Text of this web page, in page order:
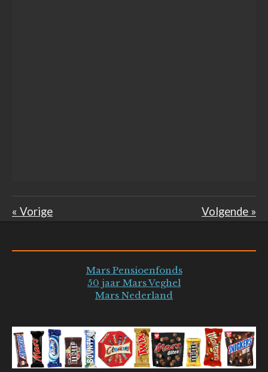
« Vorige Volgende »
Mars Pensioenfonds
50 jaar Mars Veghel
Mars Nederland